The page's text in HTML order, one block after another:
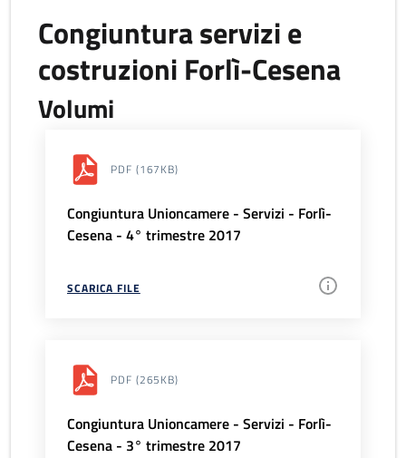
Congiuntura servizi e
costruzioni Forlì-Cesena
Volumi
PDF (167KB)
Congiuntura Unioncamere - Servizi - Forlì-
Cesena - 4° trimestre 2017
SCARICA FILE
PDF (265KB)
Congiuntura Unioncamere - Servizi - Forlì-
Cesena - 3° trimestre 2017